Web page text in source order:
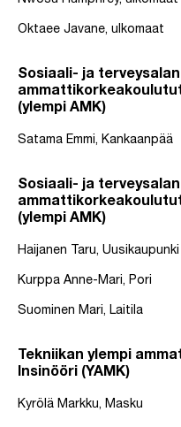
Oktaee Javane, ulkomaat
Sosiaali- ja
(ylempi AMK)
Satama Emmi, Kankaanpää
Sosiaali- ja
(ylempi AMK)
Haijanen Taru, Uusikaupunki
Kurppa Anne-Mari, Pori
Suominen Mari, Laitila
Tekniikan ylempi
Insinööri (YAMK)
Kyrölä Markku, Masku